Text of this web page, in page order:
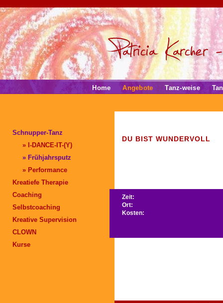
Home Angebote Tanz-weise
Schnupper-Tanz
» I-DANCE-IT-(Y)
» Frühjahrsputz
» Performance
Kreatiefe Therapie
Coaching
Selbstcoaching
Kreative Supervision
CLOWN
Kurse
DU BIST WUNDERVOLL
Zeit:
Ort:
Kosten: